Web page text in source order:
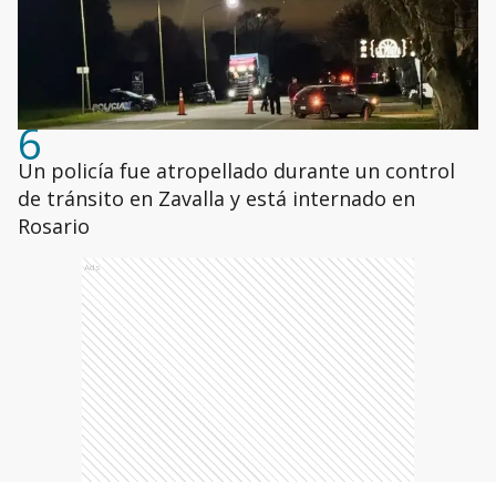
6
Un policía fue atropellado durante un control
de tránsito en Zavalla y está internado en
Rosario
Ads